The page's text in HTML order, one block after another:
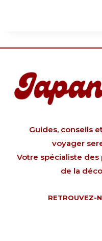
Guides, conseils
voyager
Votre spécialiste
de la
RETROUVEZ-